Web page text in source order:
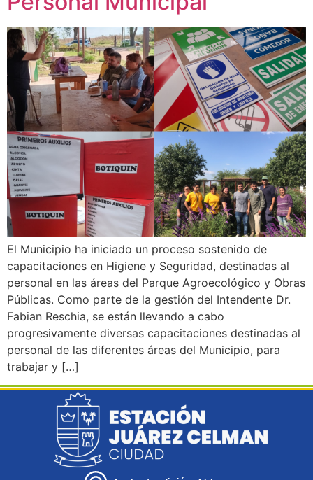
El Municipio ha iniciado un proceso sostenido de
capacitaciones en Higiene y Seguridad, destinadas al
personal en las áreas del Parque Agroecológico y Obras
Públicas. Como parte de la gestión del Intendente Dr.
Fabian Reschia, se están llevando a cabo
progresivamente diversas capacitaciones destinadas al
personal de las diferentes áreas del Municipio, para
trabajar y […]